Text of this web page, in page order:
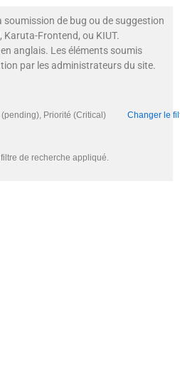
soumission de bug ou de suggestion
Frontend, ou KIUT.
anglais. Les éléments soumis
par les administrateurs du site.
(pending), Priorité (Critical) Changer le
de recherche appliqué.